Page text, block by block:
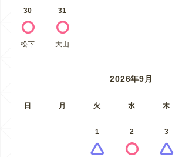
30
松下
31
大山
2026年9月
日 月 火 水 木
1 2 3